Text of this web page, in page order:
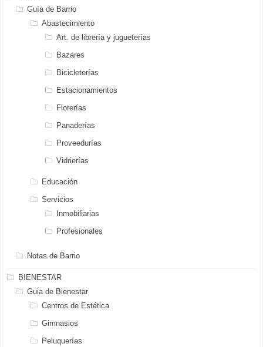
Guía de Barrio
Abastecimiento
Art. de librería y jugueterías
Bazares
Bicicleterías
Estacionamientos
Florerías
Panaderías
Proveedurías
Vidrierías
Educación
Servicios
Inmobiliarias
Profesionales
Notas de Barrio
BIENESTAR
Guia de Bienestar
Centros de Estética
Gimnasios
Peluquerías